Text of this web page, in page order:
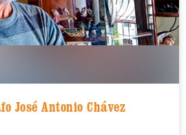
José Antonio Chávez